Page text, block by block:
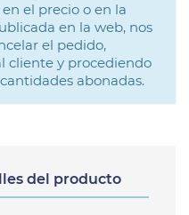
el precio o en la
en la web, nos
el pedido,
cliente y procediendo
abonadas.
del producto